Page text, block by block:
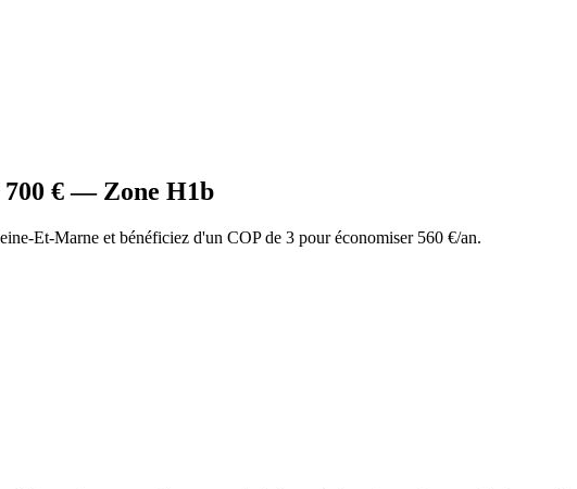
700 € — Zone H1b
Et-Marne et bénéficiez d'un COP de 3 pour économiser 560 €/an.